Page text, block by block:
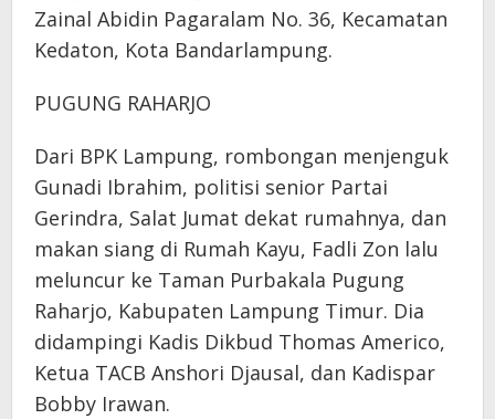
Zainal Abidin Pagaralam No. 36, Kecamatan
Kedaton, Kota Bandarlampung.
PUGUNG RAHARJO
Dari BPK Lampung, rombongan menjenguk
Gunadi Ibrahim, politisi senior Partai
Gerindra, Salat Jumat dekat rumahnya, dan
makan siang di Rumah Kayu, Fadli Zon lalu
meluncur ke Taman Purbakala Pugung
Raharjo, Kabupaten Lampung Timur. Dia
didampingi Kadis Dikbud Thomas Americo,
Ketua TACB Anshori Djausal, dan Kadispar
Bobby Irawan.